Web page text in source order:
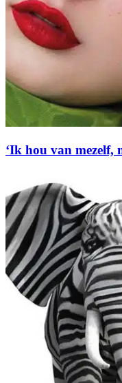
‘Ik hou van mezelf,